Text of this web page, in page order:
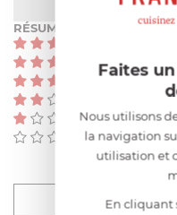
RÉSUMÉ
(0)
(0)
(0)
Faites
Nous utilisons
la navigation
utilisation et
En cliquant